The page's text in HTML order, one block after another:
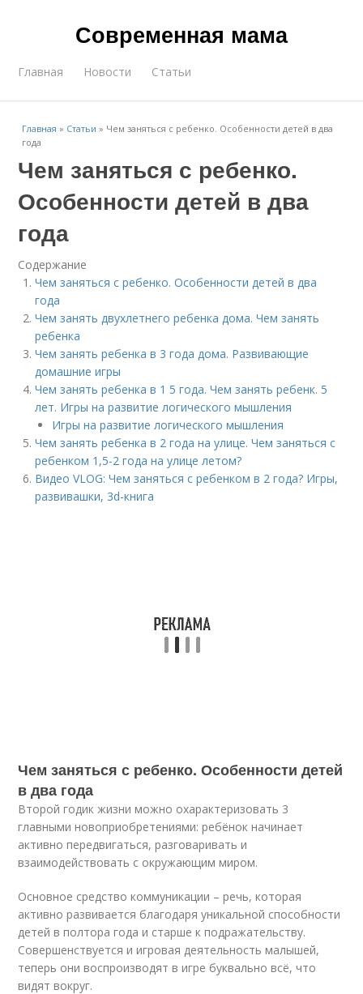
Современная мама
Главная Новости Статьи
Главная » Статьи » Чем заняться с ребенко. Особенности детей в два
года
Чем заняться с ребенко.
Особенности детей в два
года
Содержание
Чем заняться с ребенко. Особенности детей в два
года
Чем занять двухлетнего ребенка дома. Чем занять
ребенка
Чем занять ребенка в 3 года дома. Развивающие
домашние игры
Чем занять ребенка в 1 5 года. Чем занять ребенк. 5
лет. Игры на развитие логического мышления
Игры на развитие логического мышления
Чем занять ребенка в 2 года на улице. Чем заняться с
ребенком 1,5-2 года на улице летом?
Видео VLOG: Чем заняться с ребенком в 2 года? Игры,
развивашки, 3d-книга
Чем заняться с ребенко. Особенности детей
в два года
Второй годик жизни можно охарактеризовать 3
главными новоприобретениями: ребёнок начинает
активно передвигаться, разговаривать и
взаимодействовать с окружающим миром.
Основное средство коммуникации – речь, которая
активно развивается благодаря уникальной способности
детей в полтора года и старше к подражательству.
Совершенствуется и игровая деятельность малышей,
теперь они воспроизводят в игре буквально всё, что
видят вокруг.